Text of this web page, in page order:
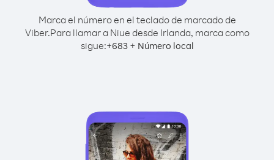
Marca el número en el teclado de marcado de
Viber.Para llamar a Niue desde Irlanda, marca como
sigue:+683+ Número local